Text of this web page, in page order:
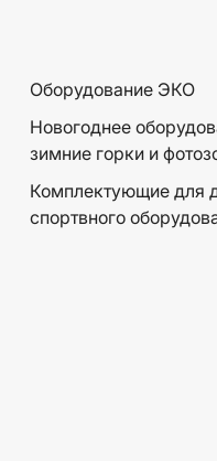
Оборудование ЭКО
Новогоднее
зимние горки и
Комплектующие для
спортвного